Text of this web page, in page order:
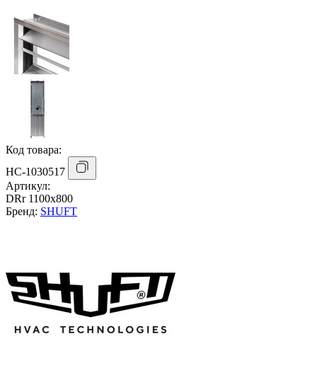
Код товара:
НС-1030517
Артикул:
DRr 1100х800
Бренд: SHUFT